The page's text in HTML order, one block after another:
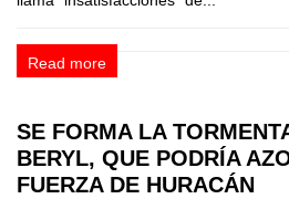
Read more
SE FORMA LA
BERYL, QUE PODRÍA
FUERZA DE HURACÁN